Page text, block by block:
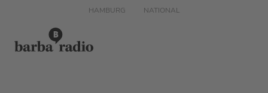
HAMBURG NATIONAL